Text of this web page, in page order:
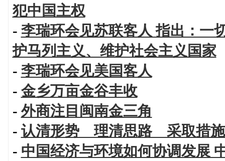
犯中国主权
- 李瑞环会见苏联客人 指出：一
护马列主义、维护社会主义国家
- 李瑞环会见美国客人
- 金乡万亩金谷丰收
- 外商注目闽南金三角
- 认清形势 理清思路 采取措施
- 中国经济与环境如何协调发展